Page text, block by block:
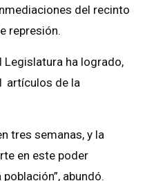
del recinto
represión.
ha logrado,
artículos de la
tres semanas, y la
en este poder
abundó.